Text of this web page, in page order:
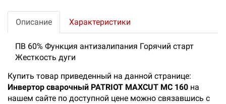
Описание Характеристики
ПВ 60% Функция антизалипания Горячий старт
Жесткость дуги
Купить товар приведенный на данной странице:
Инвертор сварочный PATRIOT MAXCUT MC 160 на
нашем сайте по доступной цене можно связавшись с